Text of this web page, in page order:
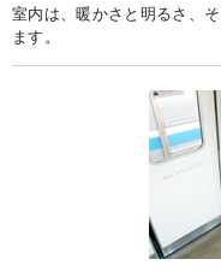
室内は、暖かさと明るさ、
ます。